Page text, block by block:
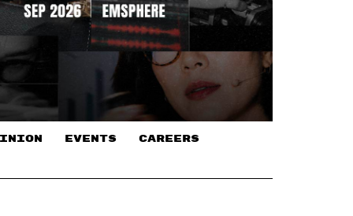
EVENTS CAREERS